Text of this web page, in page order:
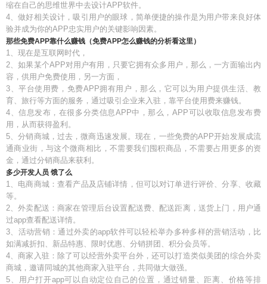
缩在自己的思维世界中去设计APP软件。
4、做好相关设计，吸引用户的眼球，简单便捷的操作是为用户带来良好体
验并成为你的APP忠实用户的关键影响因素。
那些免费APP靠什么赚钱（免费APP怎么赚钱的分析看这里）
1、现在是互联网时代，
2、如果某个APP对用户有用，只要它拥有众多用户，那么，一方面输出内
容，供用户免费使用，另一方面，
3、平台使用费，免费APP拥有用户，那么，它可以为用户提供生活、教
育、旅行等方面的服务，通过吸引企业来入驻，靠平台使用费来赚钱。
4、信息发布，在很多分类信息APP中，那么，APP可以收取信息发布费
用，从而获得盈利。
5、分销商城，过去，微商迅速发展。现在，一些免费的APP开始发展成流
通商业街，与这个微商相比，不需要我们囤积商品，不需要占用更多的资
金，通过分销商品来获利。
多少开发人员 饿了么
1、电商商城：查看产品及店铺详情，但可以对订单进行评价、分享、收藏
等。
2、外卖配送：商家在管理后台设置配送费、配送距离，送货上门，用户通
过app查看配送详情。
3、活动营销：通过外卖的app软件可以轻松举办多种多样的营销活动，比
如满减折扣、新品特惠、限时优惠、分销拼团、积分会员等。
4、商家入驻：除了可以经营外卖平台外，还可以打造类似美团的综合外卖
商城，邀请同城的其他商家入驻平台，共同做大做强。
5、用户打开app可以自动定位自己的位置，通过销量、距离、价格等排